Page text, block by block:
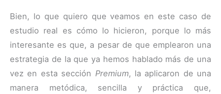
Bien, lo que quiero que veamos en este caso de
estudio real es cómo lo hicieron, porque lo más
interesante es que, a pesar de que emplearon una
estrategia de la que ya hemos hablado más de una
vez en esta sección Premium, la aplicaron de una
manera metódica, sencilla y práctica que,